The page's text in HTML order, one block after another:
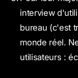
interview
bureau (c'est
monde réel.
utilisateurs :